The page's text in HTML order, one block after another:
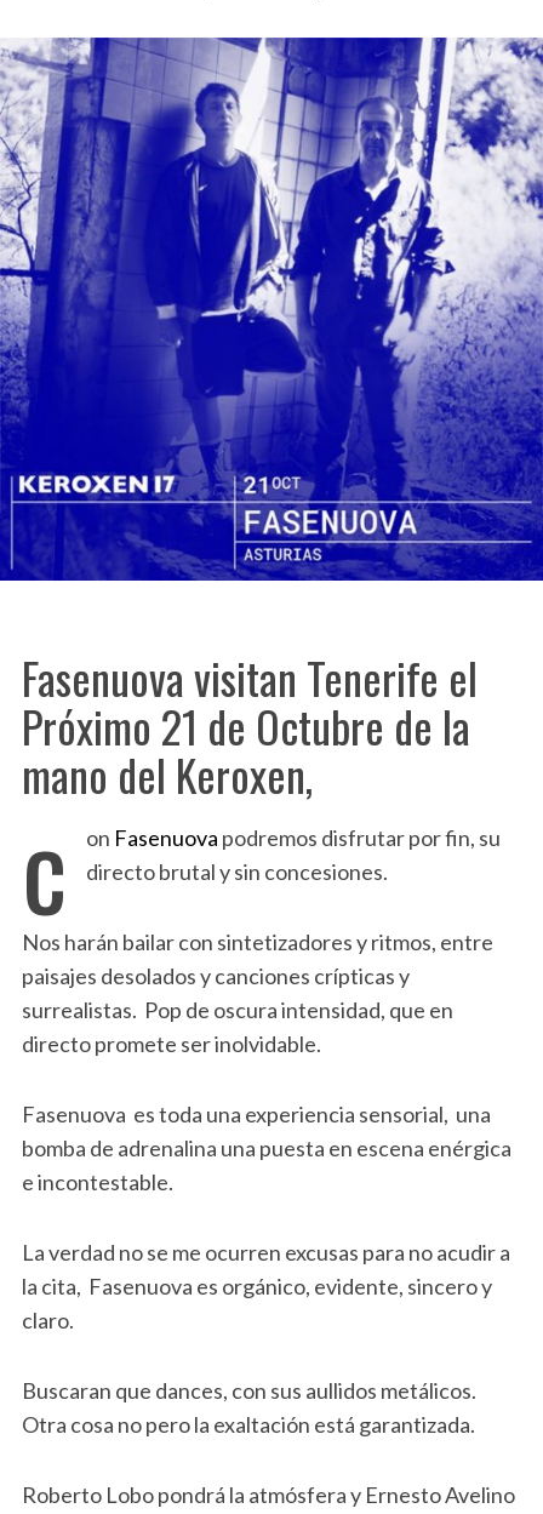
Fasenuova visitan Tenerife el
Próximo 21 de Octubre de la
mano del Keroxen,
c on Fasenuova podremos disfrutar por fin, su
directo brutal y sin concesiones.
Nos harán bailar con sintetizadores y ritmos, entre
paisajes desolados y canciones crípticas y
surrealistas. Pop de oscura intensidad, que en
directo promete ser inolvidable.
Fasenuova es toda una experiencia sensorial, una
bomba de adrenalina una puesta en escena enérgica
e incontestable.
La verdad no se me ocurren excusas para no acudir a
la cita, Fasenuova es orgánico, evidente, sincero y
claro.
Buscaran que dances, con sus aullidos metálicos.
Otra cosa no pero la exaltación está garantizada.
Roberto Lobo pondrá la atmósfera y Ernesto Avelino